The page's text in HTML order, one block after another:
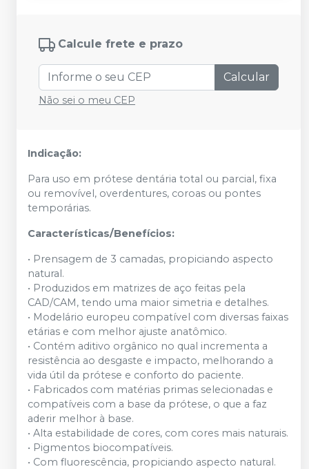
Calcule frete e prazo
Calcular
Não sei o meu CEP
Indicação:
Para uso em prótese dentária total ou parcial, fixa
ou removível, overdentures, coroas ou pontes
temporárias.
Características/Benefícios:
• Prensagem de 3 camadas, propiciando aspecto
natural.
• Produzidos em matrizes de aço feitas pela
CAD/CAM, tendo uma maior simetria e detalhes.
• Modelário europeu compatível com diversas faixas
etárias e com melhor ajuste anatômico.
• Contém aditivo orgânico no qual incrementa a
resistência ao desgaste e impacto, melhorando a
vida útil da prótese e conforto do paciente.
• Fabricados com matérias primas selecionadas e
compatíveis com a base da prótese, o que a faz
aderir melhor à base.
• Alta estabilidade de cores, com cores mais naturais.
• Pigmentos biocompatíveis.
• Com fluorescência, propiciando aspecto natural.